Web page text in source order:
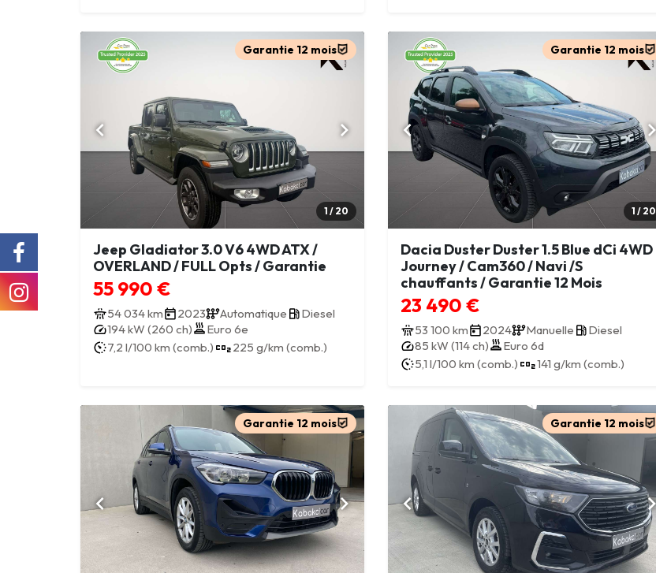
Garantie 12 mois
1 / 20
Jeep Gladiator 3.0 V6 4WD ATX /
OVERLAND / FULL Opts / Garantie
55 990 €
54 034 km 2023 Automatique
Diesel
194 kW (260 ch)
Euro 6e
7,2 l/100 km (comb.)
225 g/km (comb.)
Garantie 12 mois
1 / 20
Dacia Duster Duster 1.5 Blue dCi 4WD
Journey / Cam360 / Navi /S
chauffants / Garantie 12 Mois
23 490 €
53 100 km 2024 Manuelle
Diesel
85 kW (114 ch)
Euro 6d
5,1 l/100 km (comb.)
141 g/km (comb.)
Garantie 12 mois Garantie 12 mois